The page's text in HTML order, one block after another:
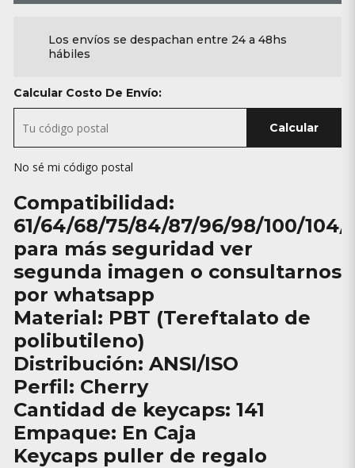
Los envíos se despachan entre 24 a 48hs
hábiles
Calcular Costo De Envío:
Calcular
No sé mi código postal
Compatibilidad:
61/64/68/75/84/87/96/98/100/104/
para más seguridad ver
segunda imagen o consultarnos
por whatsapp
Material: PBT (Tereftalato de
polibutileno)
Distribución: ANSI/ISO
Perfil: Cherry
Cantidad de keycaps: 141
Empaque: En Caja
Keycaps puller de regalo